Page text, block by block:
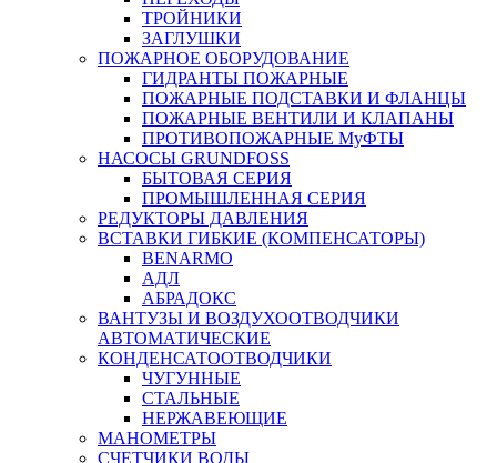
ТРОЙНИКИ
ЗАГЛУШКИ
ПОЖАРНОЕ ОБОРУДОВАНИЕ
ГИДРАНТЫ ПОЖАРНЫЕ
ПОЖАРНЫЕ ПОДСТАВКИ И ФЛАНЦЫ
ПОЖАРНЫЕ ВЕНТИЛИ И КЛАПАНЫ
ПРОТИВОПОЖАРНЫЕ МуФТЫ
НАСОСЫ GRUNDFOSS
БЫТОВАЯ СЕРИЯ
ПРОМЫШЛЕННАЯ СЕРИЯ
РЕДУКТОРЫ ДАВЛЕНИЯ
ВСТАВКИ ГИБКИЕ (КОМПЕНСАТОРЫ)
BENARMO
АДЛ
АБРАДОКС
ВАНТУЗЫ И ВОЗДУХООТВОДЧИКИ
АВТОМАТИЧЕСКИЕ
КОНДЕНСАТООТВОДЧИКИ
ЧУГУННЫЕ
СТАЛЬНЫЕ
НЕРЖАВЕЮЩИЕ
МАНОМЕТРЫ
СЧЕТЧИКИ ВОДЫ